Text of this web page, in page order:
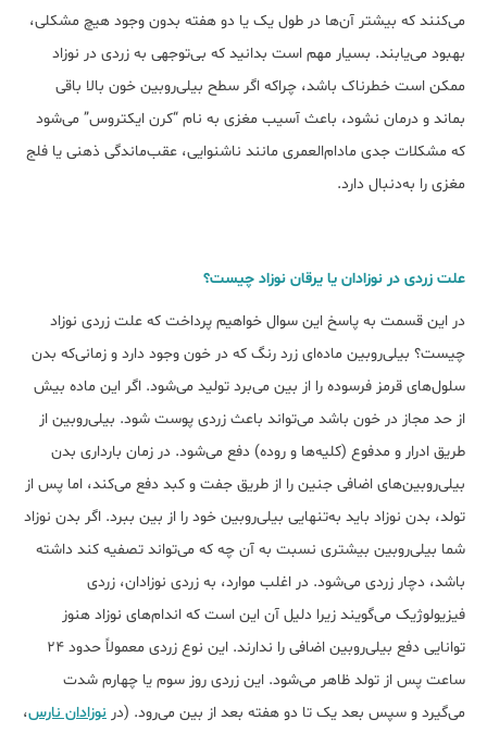
می‌کنند که بیشتر آن‌ها در طول یک یا دو هفته بدون وجود هیچ مشکلی،
بهبود می‌یابند. بسیار مهم است بدانید که بی‌توجهی به زردی در نوزاد
ممکن است خطرناک باشد، چراکه اگر سطح بیلی‌روبین خون بالا باقی
بماند و درمان نشود، باعث آسیب مغزی به نام “کرن ایکتروس” می‌شود
که مشکلات جدی مادام‌العمری مانند ناشنوایی، عقب‌ماندگی ذهنی یا فلج
مغزی را به‌دنبال دارد.
علت زردی در نوزادان یا یرقان نوزاد چیست؟
در این قسمت به پاسخ این سوال خواهیم پرداخت که علت زردی نوزاد
چیست؟ بیلی‌روبین ماده‌ای زرد رنگ که در خون وجود دارد و زمانی‌که بدن
سلول‌های قرمز فرسوده را از بین می‌برد تولید می‌شود. اگر این ماده بیش
از حد مجاز در خون باشد می‌تواند باعث زردی پوست ‌شود. بیلی‌روبین از
طریق ادرار و مدفوع (کلیه‌ها و روده) دفع می‌شود. در زمان بارداری بدن
بیلی‌روبین‌های اضافی جنین را از طریق جفت و کبد دفع می‌کند، اما پس از
تولد، بدن نوزاد باید به‌تنهایی بیلی‌روبین خود را از بین ببرد. اگر بدن نوزاد
شما بیلی‌روبین بیشتری نسبت به آن چه که می‌تواند تصفیه کند داشته
باشد، دچار زردی می‌شود. در اغلب موارد، به زردی نوزادان، زردی
فیزیولوژیک می‌گویند زیرا دلیل آن این است که اندام‌های نوزاد هنوز
توانایی دفع بیلی‌روبین اضافی را ندارند. این نوع زردی معمولاً حدود 24
ساعت پس از تولد ظاهر می‌شود. این زردی روز سوم یا چهارم شدت
می‌گیرد و سپس بعد یک تا دو هفته بعد از بین می‌رود. (در نوزادان نارس،